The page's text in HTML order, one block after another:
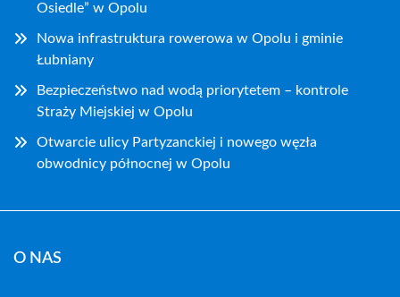
Osiedle” w Opolu
Nowa infrastruktura rowerowa w Opolu i gminie
Łubniany
Bezpieczeństwo nad wodą priorytetem – kontrole
Straży Miejskiej w Opolu
Otwarcie ulicy Partyzanckiej i nowego węzła
obwodnicy północnej w Opolu
O NAS